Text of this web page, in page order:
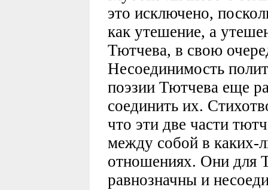
это исключено,
как утешение, а
Тютчева, в свою
Несоединимость
поэзии Тютчева еще
соединить их.
что эти две части
между собой в каких-
отношениях. Они для
равнозначны и